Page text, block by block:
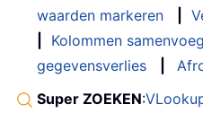
waarden markeren
Kolommen
gegevensverlies
Super ZOEKEN: